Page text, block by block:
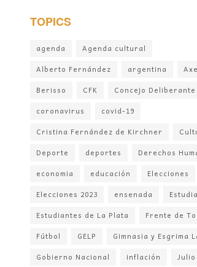
TOPICS
agenda
Agenda cultural
Alberto Fernández
argentina
Berisso
CFK
Concejo Deliberante
coronavirus
covid-19
Cristina Fernández de Kirchner
Deporte
deportes
Derechos
economia
educación
Elecciones
Elecciones 2023
ensenada
Estudiantes de La Plata
Frente de
Fútbol
GELP
Gimnasia y Esgrima
Gobierno Nacional
inflación